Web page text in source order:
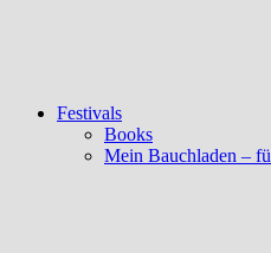
Festivals
Books
Mein Bauchladen –